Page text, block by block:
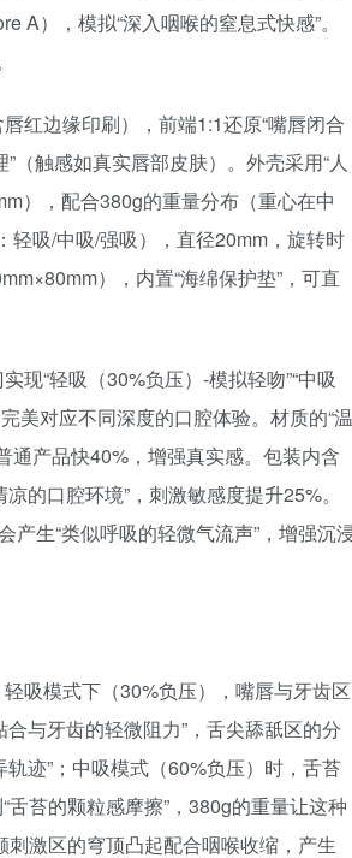
A），模拟“深入咽喉的窒息式快感”。
红边缘印刷），前端1:1还原“嘴唇闭合
（触感如真实唇部皮肤）。外壳采用“人
），配合380g的重量分布（重心在中
轻吸/中吸/强吸），直径20mm，旋转时
），内置“海绵保护垫”，可直
现“轻吸（30%负压）-模拟轻吻”“中吸
美对应不同深度的口腔体验。材质的“温
产品快40%，增强真实感。包装内含
的口腔环境”，刺激敏感度提升25%。
产生“类似呼吸的轻微气流声”，增强沉
吸模式下（30%负压），嘴唇与牙齿区
与牙齿的轻微阻力”，舌尖舔舐区的分
迹”；中吸模式（60%负压）时，舌苔
舌苔的颗粒感摩擦”，380g的重量让这种
激区的穹顶凸起配合咽喉收缩，产生